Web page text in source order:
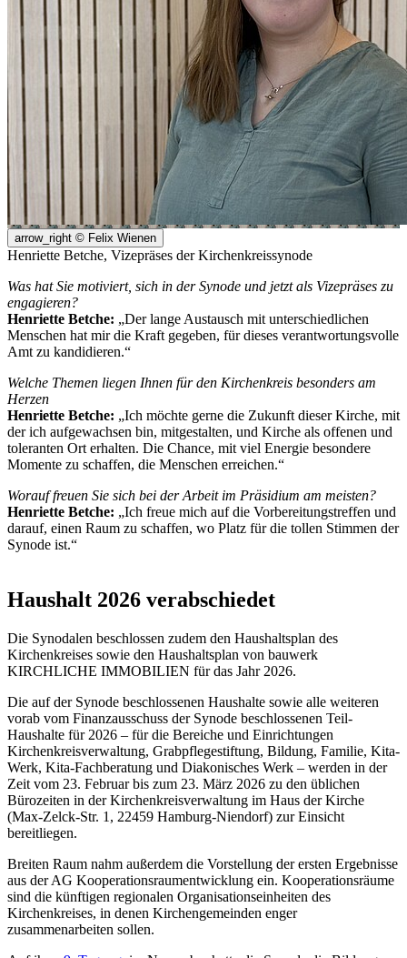
arrow_right © Felix Wienen
Henriette Betche, Vizepräses der Kirchenkreissynode
Was hat Sie motiviert, sich in der Synode und jetzt als Vizepräses zu
engagieren?
Henriette Betche: „Der lange Austausch mit unterschiedlichen
Menschen hat mir die Kraft gegeben, für dieses verantwortungsvolle
Amt zu kandidieren.“
Welche Themen liegen Ihnen für den Kirchenkreis besonders am
Herzen
Henriette Betche: „Ich möchte gerne die Zukunft dieser Kirche, mit
der ich aufgewachsen bin, mitgestalten, und Kirche als offenen und
toleranten Ort erhalten. Die Chance, mit viel Energie besondere
Momente zu schaffen, die Menschen erreichen.“
Worauf freuen Sie sich bei der Arbeit im Präsidium am meisten?
Henriette Betche: „Ich freue mich auf die Vorbereitungstreffen und
darauf, einen Raum zu schaffen, wo Platz für die tollen Stimmen der
Synode ist.“
Haushalt 2026 verabschiedet
Die Synodalen beschlossen zudem den Haushaltsplan des
Kirchenkreises sowie den Haushaltsplan von bauwerk
KIRCHLICHE IMMOBILIEN für das Jahr 2026.
Die auf der Synode beschlossenen Haushalte sowie alle weiteren
vorab vom Finanzausschuss der Synode beschlossenen Teil-
Haushalte für 2026 – für die Bereiche und Einrichtungen
Kirchenkreisverwaltung, Grabpflegestiftung, Bildung, Familie, Kita-
Werk, Kita-Fachberatung und Diakonisches Werk – werden in der
Zeit vom 23. Februar bis zum 23. März 2026 zu den üblichen
Bürozeiten in der Kirchenkreisverwaltung im Haus der Kirche
(Max-Zelck-Str. 1, 22459 Hamburg-Niendorf) zur Einsicht
bereitliegen.
Breiten Raum nahm außerdem die Vorstellung der ersten Ergebnisse
aus der AG Kooperationsraumentwicklung ein. Kooperationsräume
sind die künftigen regionalen Organisationseinheiten des
Kirchenkreises, in denen Kirchengemeinden enger
zusammenarbeiten sollen.